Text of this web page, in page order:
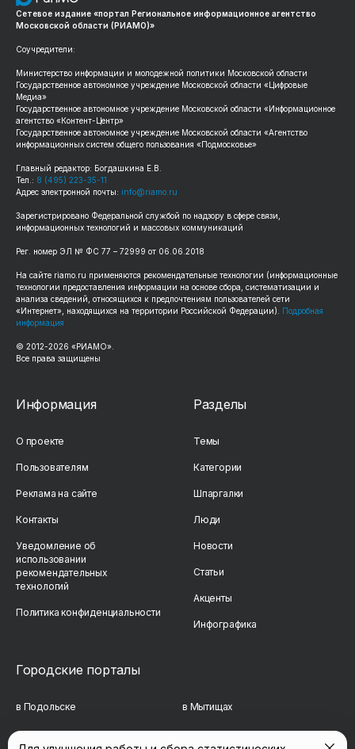
Сетевое издание «портал Региональное информационное агентство
Московской области (РИАМО)»
Соучредители:
Министерство информации и молодежной политики Московской области
Государственное автономное учреждение Московской области «Цифровые
Медиа»
Государственное автономное учреждение Московской области «Информационное
агентство «Контент-Центр»
Государственное автономное учреждение Московской области «Агентство
информационных систем общего пользования «Подмосковье»
Главный редактор: Богдашкина Е.В.
Тел.: 8 (495) 223-35-11
Адрес электронной почты: info@riamo.ru
Зарегистрировано Федеральной службой по надзору в сфере связи,
информационных технологий и массовых коммуникаций
Рег. номер ЭЛ № ФС 77 – 72999 от 06.06.2018
На сайте riamo.ru применяются рекомендательные технологии (информационные
технологии предоставления информации на основе сбора, систематизации и
анализа сведений, относящихся к предпочтениям пользователей сети
«Интернет», находящихся на территории Российской Федерации). Подробная
информация
© 2012-2026 «РИАМО».
Все права защищены
Информация
О проекте
Пользователям
Реклама на сайте
Контакты
Уведомление об
использовании
рекомендательных
технологий
Политика конфиденциальности
Разделы
Темы
Категории
Шпаргалки
Люди
Новости
Статьи
Акценты
Инфографика
Городские порталы
в Подольске в Мытищах